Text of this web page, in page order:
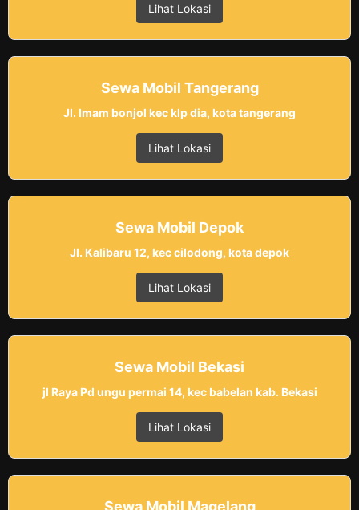
Lihat Lokasi
Sewa Mobil Tangerang
Jl. Imam bonjol kec klp dia, kota tangerang
Lihat Lokasi
Sewa Mobil Depok
Jl. Kalibaru 12, kec cilodong, kota depok
Lihat Lokasi
Sewa Mobil Bekasi
jl Raya Pd ungu permai 14, kec babelan kab. Bekasi
Lihat Lokasi
Sewa Mobil Magelang